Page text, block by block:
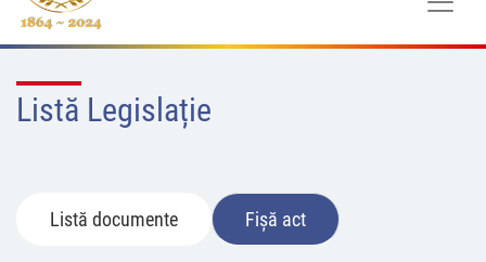
Listă Legislație
Listă documente Fișă act